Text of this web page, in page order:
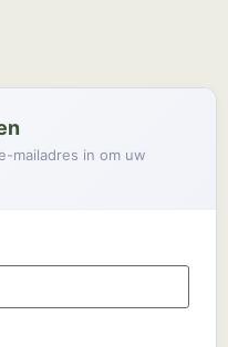
mailadres in om uw